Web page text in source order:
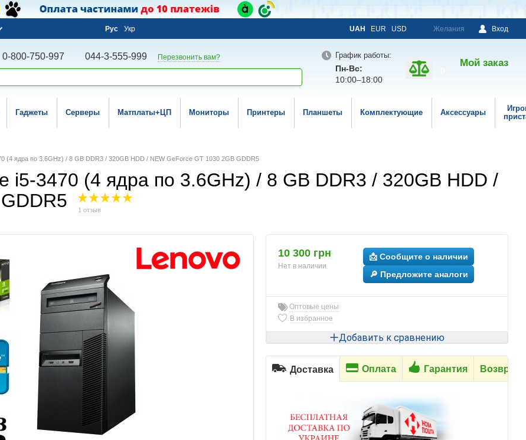
Рус Укр UAH EUR USD Желания Вход
0-800-750-997 044-3-555-999 Перезвонить вам? График работы:
Пн-Вс:
10:00–18:00
Мой заказ
Гаджеты Серверы Матплаты+ЦП Мониторы Принтеры Планшеты Комплектующие Аксессуары
(4 ядра по 3.6GHz) / 8 GB DDR3 / 320GB HDD / NEW GeForce GT 1030 2GB GDDR5
i5-3470 (4 ядра по 3.6GHz) / 8 GB DDR3 / 320GB HDD /
1 отзыв
10 300 грн
Нет в наличии
📩 Сообщите о наличии
🔎 Предложите аналоги
Оптовые цены
В избранное
Добавить к сравнению
Доставка Оплата Гарантия Возврат